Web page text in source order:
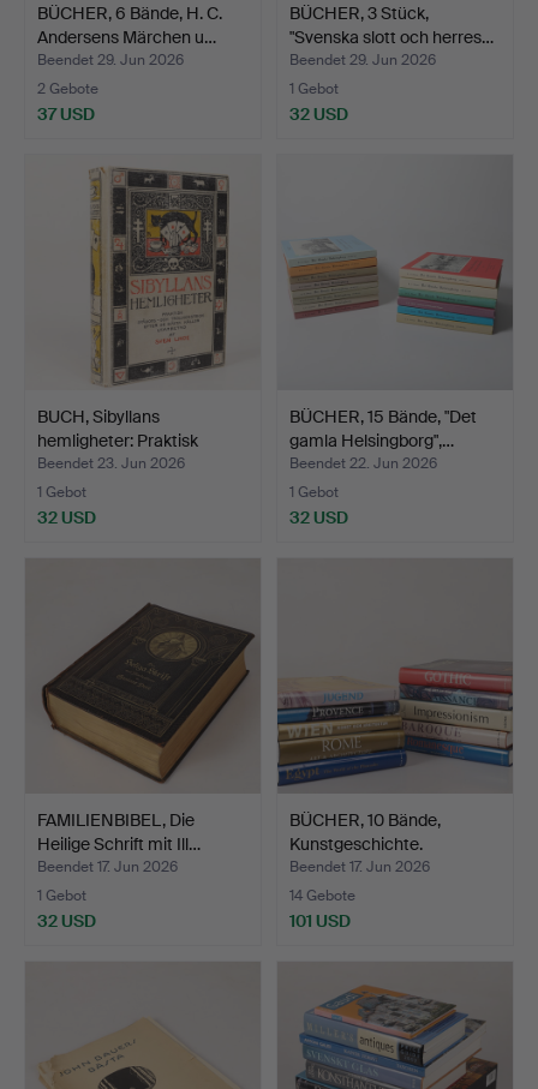
BÜCHER, 6 Bände, H. C.
Andersens Märchen u…
Beendet 29. Jun 2026
2 Gebote
37 USD
BÜCHER, 3 Stück,
"Svenska slott och herres…
Beendet 29. Jun 2026
1 Gebot
32 USD
BUCH, Sibyllans
hemligheter: Praktisk
spåd…
Beendet 23. Jun 2026
1 Gebot
32 USD
BÜCHER, 15 Bände, "Det
gamla Helsingborg",…
Beendet 22. Jun 2026
1 Gebot
32 USD
FAMILIENBIBEL, Die
Heilige Schrift mit Ill…
Beendet 17. Jun 2026
1 Gebot
32 USD
BÜCHER, 10 Bände,
Kunstgeschichte.
Beendet 17. Jun 2026
14 Gebote
101 USD